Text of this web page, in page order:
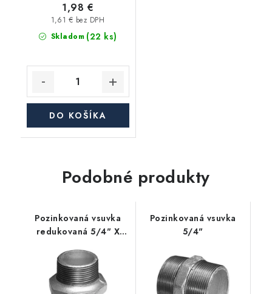
Skladom (22 ks)
1,61 € bez DPH
1,98 €
DO KOŠÍKA
Podobné produkty
Pozinkovaná vsuvka
redukovaná 5/4" X
Pozinkovaná vsuvka
5/4"